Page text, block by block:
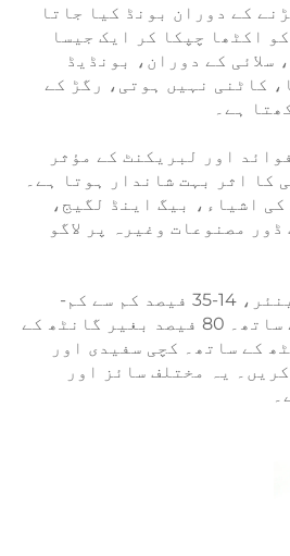
کے دوران بونڈ کیا جاتا
اکٹھا چپکا کر ایک جیسا
سلائی کے دوران، بونڈیڈ
کاٹنی نہیں ہوتی، رگڑ کے
ہے۔
اور لبریکنٹ کے مؤثر
کا اثر بہت شاندار ہوتا ہے۔
اشیاء، بیگ اینڈ لگیج،
مصنوعات وغیرہ پر لاگو
35d سے 500d تک کا ڈینئر، 14-35 فیصد کم سے کم-
زیادہ ایلونگیشن کے ساتھ۔ 80 فیصد بغیر گانٹھ کے
گانٹھ کے ساتھ۔ کچی سفیدی اور
یہ مختلف سائز اور